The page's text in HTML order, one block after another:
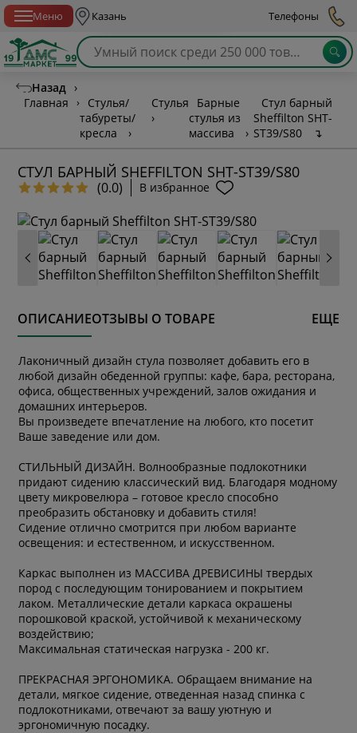
Меню Казань Телефоны
Назад ›
Главная
›
Стулья/
табуреты/
кресла
›
Стулья
›
Барные
стулья из
массива
›
Стул барный
Sheffilton SHT-
ST39/S80
↴
СТУЛ БАРНЫЙ SHEFFILTON SHT-ST39/S80
(0.0) В избранное
ОПИСАНИЕОТЗЫВЫ О ТОВАРЕ ЕЩЕ
Лаконичный дизайн стула позволяет добавить его в
любой дизайн обеденной группы: кафе, бара, ресторана,
офиса, общественных учреждений, залов ожидания и
домашних интерьеров.
Вы произведете впечатление на любого, кто посетит
Ваше заведение или дом.
СТИЛЬНЫЙ ДИЗАЙН. Волнообразные подлокотники
придают сидению классический вид. Благодаря модному
цвету микровелюра – готовое кресло способно
преобразить обстановку и добавить стиля!
Сидение отлично смотрится при любом варианте
освещения: и естественном, и искусственном.
Каркас выполнен из МАССИВА ДРЕВИСИНЫ твердых
пород с последующим тонированием и покрытием
лаком. Металлические детали каркаса окрашены
порошковой краской, устойчивой к механическому
воздействию;
Максимальная статическая нагрузка - 200 кг.
ПРЕКРАСНАЯ ЭРГОНОМИКА. Обращаем внимание на
детали, мягкое сидение, отведенная назад спинка с
подлокотниками, отвечают за вашу уютную и
эргономичную посадку.